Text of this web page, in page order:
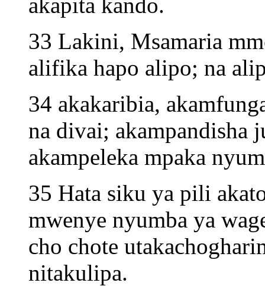
33 Lakini, Msamaria
alifika hapo alipo; na
34 akakaribia,
na divai; akampandisha
akampeleka mpaka
35 Hata siku ya pili
mwenye nyumba ya
cho chote
nitakulipa.